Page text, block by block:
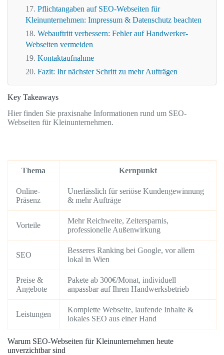
Pflichtangaben auf SEO-Webseiten für
Kleinunternehmen: Impressum & Datenschutz beachten
Webauftritt verbessern: Fehler auf Handwerker-
Webseiten vermeiden
Kontaktaufnahme
Fazit: Ihr nächster Schritt zu mehr Aufträgen
Key Takeaways
Hier finden Sie praxisnahe Informationen rund um SEO-
Webseiten für Kleinunternehmen.
Thema Kernpunkt
Online-
Präsenz
Unerlässlich für seriöse Kundengewinnung
& mehr Aufträge
Vorteile
Mehr Reichweite, Zeitersparnis,
professionelle Außenwirkung
SEO
Besseres Ranking bei Google, vor allem
lokal in Wien
Preise &
Angebote
Pakete ab 300€/Monat, individuell
anpassbar auf Ihren Handwerksbetrieb
Leistungen
Komplette Webseite, laufende Inhalte &
lokales SEO aus einer Hand
Warum SEO-Webseiten für Kleinunternehmen heute
unverzichtbar sind